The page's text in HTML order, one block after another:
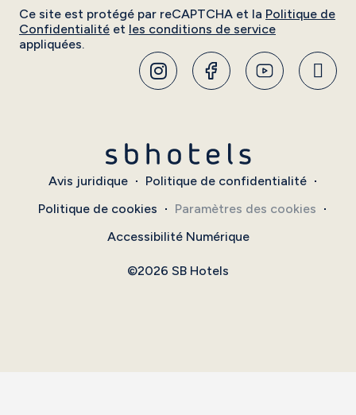
Ce site est protégé par reCAPTCHA et la Politique de
Confidentialité et les conditions de service
appliquées.
Avis juridique
Politique de confidentialité
Politique de cookies
Paramètres des cookies
Accessibilité Numérique
©2026 SB Hotels